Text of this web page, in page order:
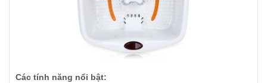
Các tính năng nổi bật: